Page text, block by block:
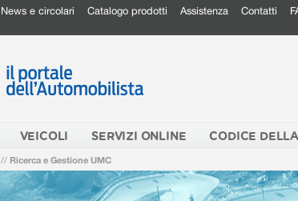
News e circolari Catalogo prodotti Assistenza Contatti
VEICOLI SERVIZI ONLINE CODICE
// Ricerca e Gestione UMC